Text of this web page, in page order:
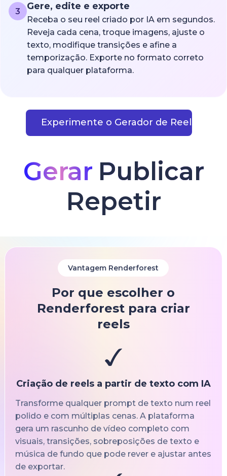
3
Gere, edite e exporte
Receba o seu reel criado por IA em segundos.
Reveja cada cena, troque imagens, ajuste o
texto, modifique transições e afine a
temporização. Exporte no formato correto
para qualquer plataforma.
Experimente o Gerador de Reels com
Gerar Publicar
Repetir
Vantagem Renderforest
Por que escolher o
Renderforest para criar
reels
Criação de reels a partir de texto com IA
Transforme qualquer prompt de texto num reel
polido e com múltiplas cenas. A plataforma
gera um rascunho de vídeo completo com
visuais, transições, sobreposições de texto e
música de fundo que pode rever e ajustar antes
de exportar.